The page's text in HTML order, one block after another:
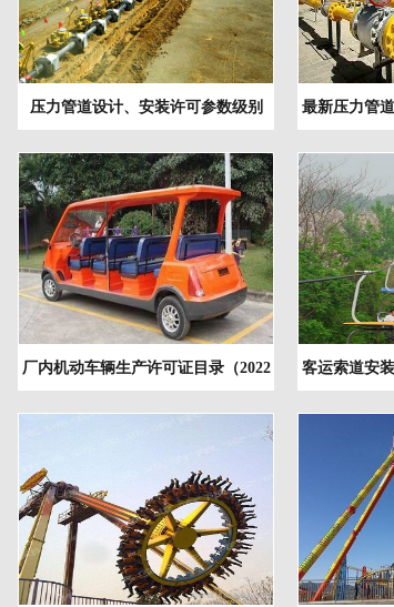
压力管道设计、安装许可参数级别
（2022版）
最新压力管
厂内机动车辆生产许可证目录（2022
版）
客运索道安